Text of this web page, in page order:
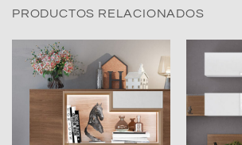
PRODUCTOS RELACIONADOS